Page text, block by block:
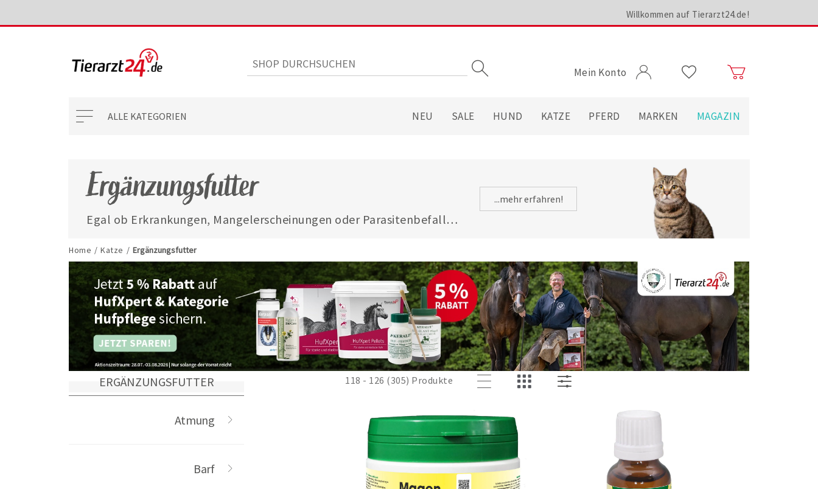
Willkommen auf Tierarzt24.de!
Mein Konto
ALLE KATEGORIEN NEU SALE HUND KATZE PFERD MARKEN MAGAZIN
Home / Katze / Ergänzungsfutter
ERGÄNZUNGSFUTTER
Atmung
Barf
Ergänzungsfutter
Egal ob Erkrankungen, Mangelerscheinungen oder Parasitenbefall -
jederzeit gut versorgt.
...mehr erfahren!
118 - 126 (305) Produkte